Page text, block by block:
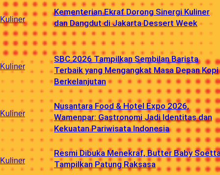
Kuliner
Kementerian Ekraf Dorong Sinergi Kuliner
dan Dangdut di Jakarta Dessert Week
Kuliner
SBC 2026 Tampilkan Sembilan Barista
Terbaik yang Mengangkat Masa Depan Kopi
Berkelanjutan
Kuliner
Nusantara Food & Hotel Expo 2026,
Wamenpar: Gastronomi Jadi Identitas dan
Kekuatan Pariwisata Indonesia
Kuliner
Resmi Dibuka Menekraf, Butter Baby
Tampilkan Patung Raksasa